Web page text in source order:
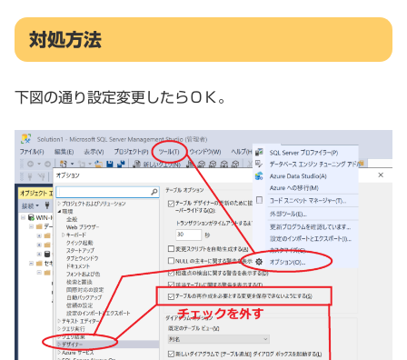
対処方法
下図の通り設定変更したらＯＫ。